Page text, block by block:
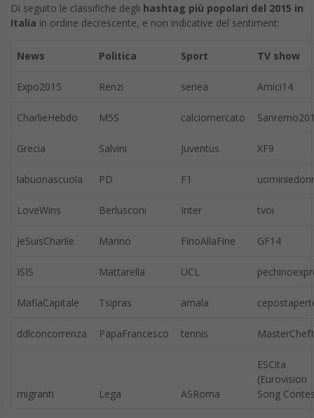
di
Antonella Tagliabue*
memoria. Pensava che fosse “l’intelligenza degli idioti” e che non
libro.
quello che in certi libri si può trovare. Ci sono libri di cui si è
troppo poco. Tra questi il premio del testo più citato e meno
l’enciclica verde di Papa Francesco. L’enciclica andrebbe
cristiani in quanto tali sulla “cura della casa comune”, oltre che
abbia carattere divino e che bisognerebbe parlare di “creazione”,
mediatico, la semplicità divulgativa del documento, la
rendono un’ottima lettura e occasione di riflessione anche per
dei tempi moderni per sostenere una causa, quella ambientale,
Nel documento ci sono tutte le frasi sulle banche, la finanza, la
politica e la proprietà privata che sono state riportate da molti
commentatori. Ma la forza del documento sta nella semplicità